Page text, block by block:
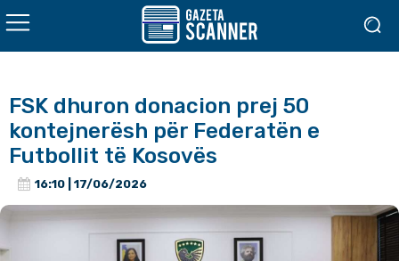
FSK dhuron donacion prej 50
kontejnerësh për Federatën e
Futbollit të Kosovës
16:10 | 17/06/2026